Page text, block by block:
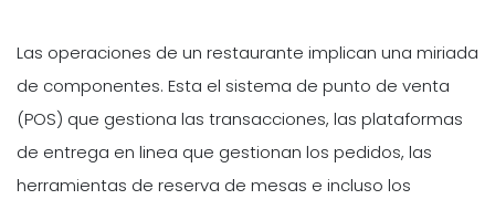
Las operaciones de un restaurante implican una miriada
de componentes. Esta el sistema de punto de venta
(POS) que gestiona las transacciones, las plataformas
de entrega en linea que gestionan los pedidos, las
herramientas de reserva de mesas e incluso los